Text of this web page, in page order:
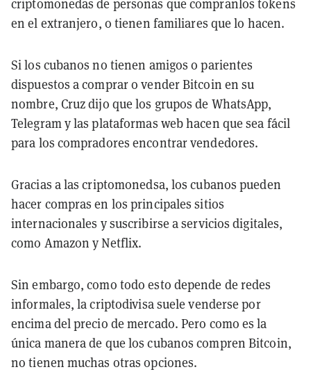
criptomonedas de personas que compranlos tokens
en el extranjero, o tienen familiares que lo hacen.
Si los cubanos no tienen amigos o parientes
dispuestos a comprar o vender Bitcoin en su
nombre, Cruz dijo que los grupos de WhatsApp,
Telegram y las plataformas web hacen que sea fácil
para los compradores encontrar vendedores.
Gracias a las criptomonedsa, los cubanos pueden
hacer compras en los principales sitios
internacionales y suscribirse a servicios digitales,
como Amazon y Netflix.
Sin embargo, como todo esto depende de redes
informales, la criptodivisa suele venderse por
encima del precio de mercado. Pero como es la
única manera de que los cubanos compren Bitcoin,
no tienen muchas otras opciones.